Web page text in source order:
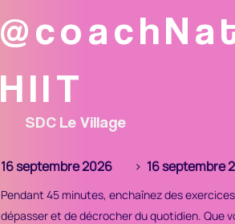
SDC Le Village
HIIT
16 septembre 2026 > 16 septembre
Pendant 45 minutes, enchaînez des
dépasser et de décrocher du quotidien. Que